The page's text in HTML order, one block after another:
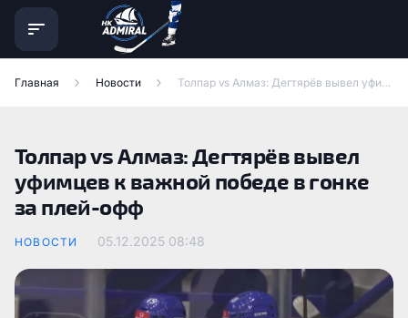
Главная Новости Толпар vs Алмаз: Дегтярёв вывел уфимцев к важной победе в гонке за плей-офф
Толпар vs Алмаз: Дегтярёв вывел
уфимцев к важной победе в гонке
за плей-офф
НОВОСТИ 05.12.2025 08:48